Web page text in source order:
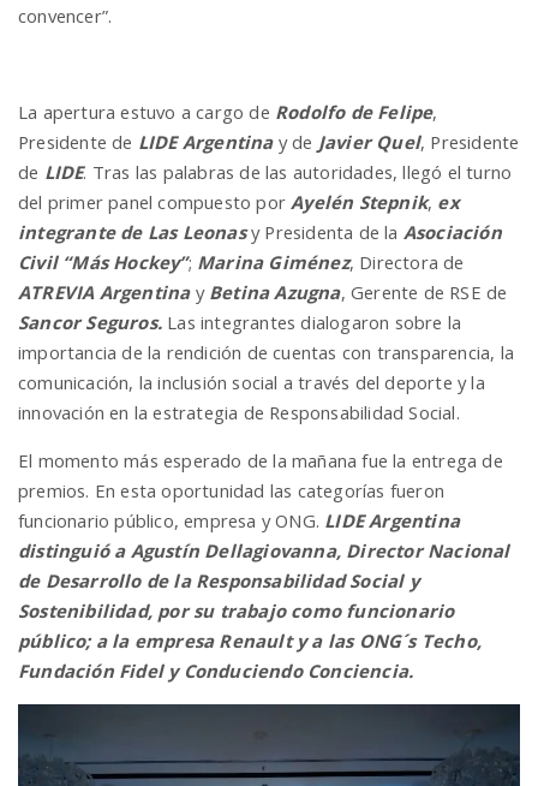
convencer”.
La apertura estuvo a cargo de Rodolfo de Felipe,
Presidente de LIDE Argentinay de Javier Quel, Presidente
de LIDE. Tras las palabras de las autoridades, llegó el turno
del primer panel compuesto por Ayelén Stepnik, ex
integrante de Las Leonas y Presidenta de la Asociación
Civil “Más Hockey”; Marina Giménez, Directora de
ATREVIA Argentina yBetina Azugna, Gerente de RSE de
Sancor Seguros. Las integrantes dialogaron sobre la
importancia de la rendición de cuentas con transparencia, la
comunicación, la inclusión social a través del deporte y la
innovación en la estrategia de Responsabilidad Social.
El momento más esperado de la mañana fue la entrega de
premios. En esta oportunidad las categorías fueron
funcionario público, empresa y ONG. LIDE Argentina
distinguió a Agustín Dellagiovanna, Director Nacional
de Desarrollo de la Responsabilidad Social y
Sostenibilidad, por su trabajo como funcionario
público; a la empresa Renault y a las ONG´s Techo,
Fundación Fidel y Conduciendo Conciencia.